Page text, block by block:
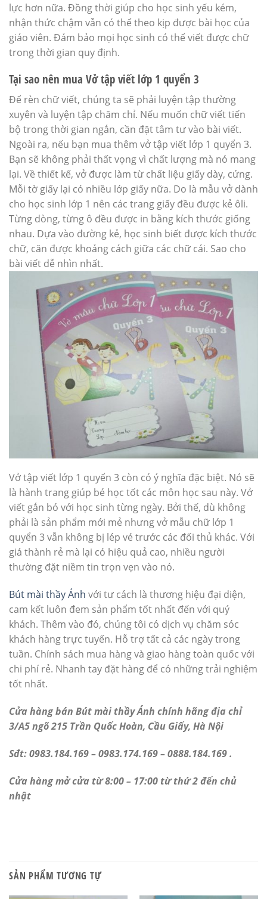
lực hơn nữa. Đồng thời giúp cho học sinh yếu kém,
nhận thức chậm vẫn có thể theo kịp được bài học của
giáo viên. Đảm bảo mọi học sinh có thể viết được chữ
trong thời gian quy định.
Tại sao nên mua Vở tập viết lớp 1 quyển 3
Để rèn chữ viết, chúng ta sẽ phải luyện tập thường
xuyên và luyện tập chăm chỉ. Nếu muốn chữ viết tiến
bộ trong thời gian ngắn, cần đặt tâm tư vào bài viết.
Ngoài ra, nếu bạn mua thêm vở tập viết lớp 1 quyển 3.
Bạn sẽ không phải thất vọng vì chất lượng mà nó mang
lại. Về thiết kế, vở được làm từ chất liệu giấy dày, cứng.
Mỗi tờ giấy lại có nhiều lớp giấy nữa. Do là mẫu vở dành
cho học sinh lớp 1 nên các trang giấy đều được kẻ ôli.
Từng dòng, từng ô đều được in bằng kích thước giống
nhau. Dựa vào đường kẻ, học sinh biết được kích thước
chữ, căn được khoảng cách giữa các chữ cái. Sao cho
bài viết dễ nhìn nhất.
Vở tập viết lớp 1 quyển 3 còn có ý nghĩa đặc biệt. Nó sẽ
là hành trang giúp bé học tốt các môn học sau này. Vở
viết gắn bó với học sinh từng ngày. Bởi thế, dù không
phải là sản phẩm mới mẻ nhưng vở mẫu chữ lớp 1
quyển 3 vẫn không bị lép vé trước các đối thủ khác. Với
giá thành rẻ mà lại có hiệu quả cao, nhiều người
thường đặt niềm tin trọn vẹn vào nó.
Bút mài thầy Ánh với tư cách là thương hiệu đại diện,
cam kết luôn đem sản phẩm tốt nhất đến với quý
khách. Thêm vào đó, chúng tôi có dịch vụ chăm sóc
khách hàng trực tuyến. Hỗ trợ tất cả các ngày trong
tuần. Chính sách mua hàng và giao hàng toàn quốc với
chi phí rẻ. Nhanh tay đặt hàng để có những trải nghiệm
tốt nhất.
Cửa hàng bán Bút mài thầy Ánh chính hãng địa chỉ
3/A5 ngõ 215 Trần Quốc Hoàn, Cầu Giấy, Hà Nội
Sđt: 0983.184.169 – 0983.174.169 – 0888.184.169 .
Cửa hàng mở cửa từ 8:00 – 17:00 từ thứ 2 đến chủ
nhật
SẢN PHẨM TƯƠNG TỰ